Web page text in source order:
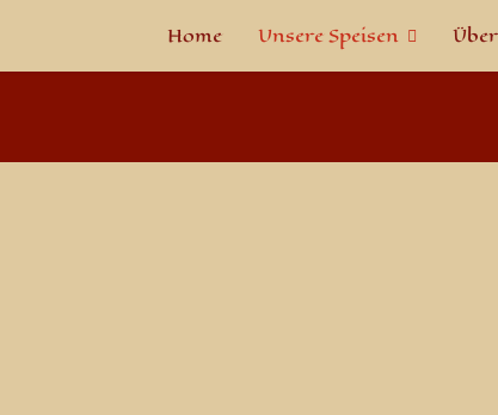
Home Unsere Speisen